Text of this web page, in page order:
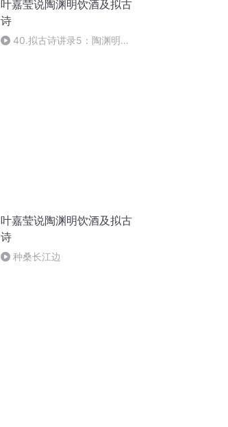
叶嘉莹说陶渊明饮酒及拟古
诗
40.拟古诗讲录5：陶渊明的
叶嘉莹说陶渊明饮酒及拟古
诗
种桑长江边